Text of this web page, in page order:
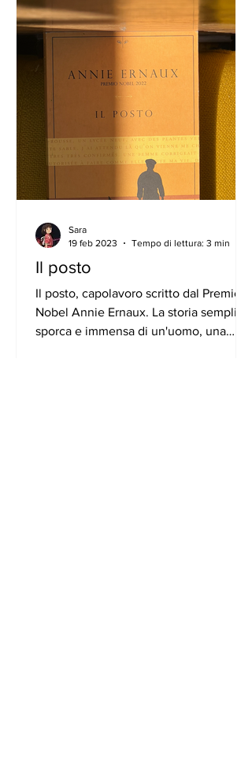
Il posto
Il posto, capolavoro scritto dal Premio
Nobel Annie Ernaux. La storia semplice,
sporca e immensa di un'uomo, una
Sara
19 feb 2023
Tempo di lettura: 3 min